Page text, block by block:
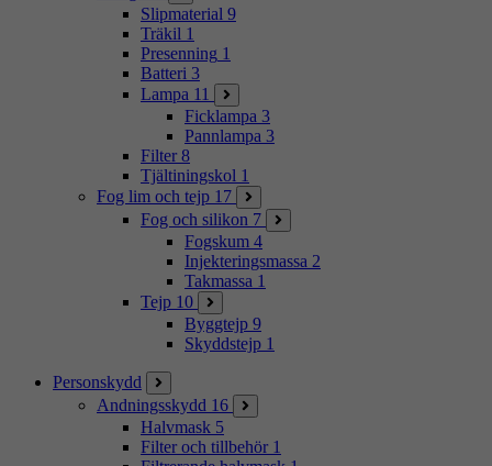
Slipmaterial 9
Träkil 1
Presenning 1
Batteri 3
Lampa 11
Ficklampa 3
Pannlampa 3
Filter 8
Tjältiningskol 1
Fog lim och tejp 17
Fog och silikon 7
Fogskum 4
Injekteringsmassa 2
Takmassa 1
Tejp 10
Byggtejp 9
Skyddstejp 1
Personskydd
Andningsskydd 16
Halvmask 5
Filter och tillbehör 1